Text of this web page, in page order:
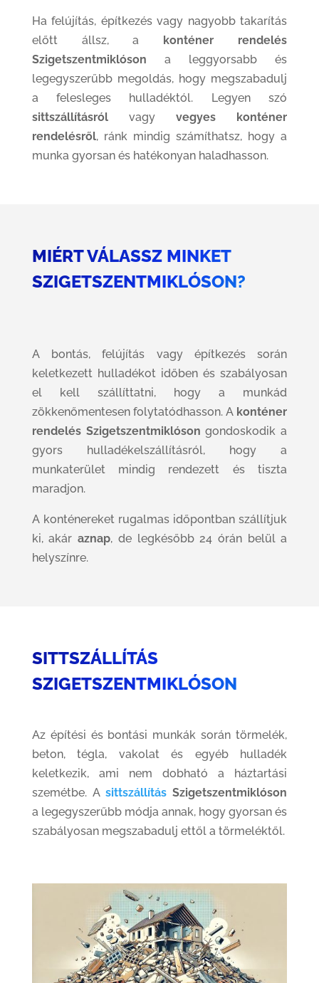
Ha felújítás, építkezés vagy nagyobb takarítás
előtt állsz, a konténer rendelés
Szigetszentmiklóson a leggyorsabb és
legegyszerűbb megoldás, hogy megszabadulj
a felesleges hulladéktól. Legyen szó
sittszállításrólvagyvegyes konténer
rendelésről, ránk mindig számíthatsz, hogy a
munka gyorsan és hatékonyan haladhasson.
MIÉRT VÁLASSZ MINKET
SZIGETSZENTMIKLÓSON?
A bontás, felújítás vagy építkezés során
keletkezett hulladékot időben és szabályosan
el kell szállíttatni, hogy a munkád
zökkenőmentesen folytatódhasson. A konténer
rendelés Szigetszentmiklóson gondoskodik a
gyors hulladékelszállításról, hogy a
munkaterület mindig rendezett és tiszta
maradjon.
A konténereket rugalmas időpontban szállítjuk
ki, akáraznap, de legkésőbb 24 órán belül a
helyszínre.
SITTSZÁLLÍTÁS
SZIGETSZENTMIKLÓSON
Az építési és bontási munkák során törmelék,
beton, tégla, vakolat és egyéb hulladék
keletkezik, ami nem dobható a háztartási
szemétbe. Asittszállítás Szigetszentmiklóson
a legegyszerűbb módja annak, hogy gyorsan és
szabályosan megszabadulj ettől a törmeléktől.